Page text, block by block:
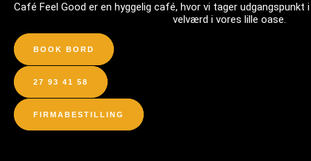
Café Feel Good er en hyggelig café, hvor vi tager
velværd i vores lille oase.
BOOK BORD
27 93 41 58
FIRMABESTILLING